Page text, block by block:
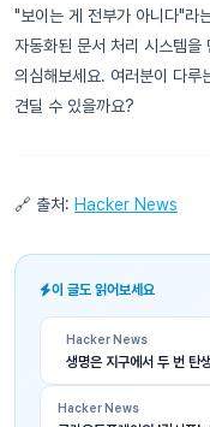
"보이는 게 전부가 아니다"라
자동화된 문서 처리 시스템
의심해보세요. 여러분이 다루
견딜 수 있을까요?
🔗 출처: Hacker News
이 글도 읽어보세요
Hacker News
생명은 지구에서 두 번 탄
Hacker News